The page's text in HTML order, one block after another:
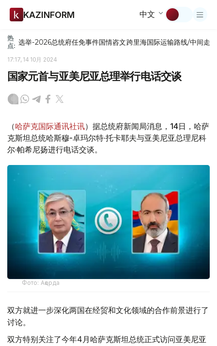
KAZINFORM 中文
热
点: 选举-2026总统府任免事件国情咨文跨里海国际运输路线/中间走廊
17:17, 14 10月 2024
国家元首与亚美尼亚总理举行电话交谈
（哈萨克国际通讯社讯）据总统府新闻局消息，14日，哈萨
克斯坦总统哈斯穆-卓玛尔特·托卡耶夫与亚美尼亚总理尼科
尔·帕希尼扬进行电话交谈。
Фото: Ақорда
双方就进一步深化两国在经贸和文化领域的合作前景进行了
讨论。
双方特别关注了今年4月哈萨克斯坦总统正式访问亚美尼亚